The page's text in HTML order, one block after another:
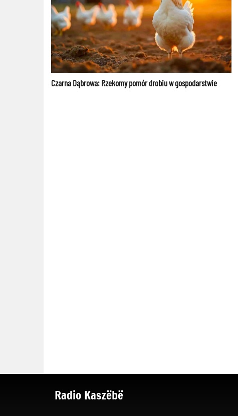
Czarna Dąbrowa: Rzekomy pomór drobiu w gospodarstwie
Radio Kaszëbë